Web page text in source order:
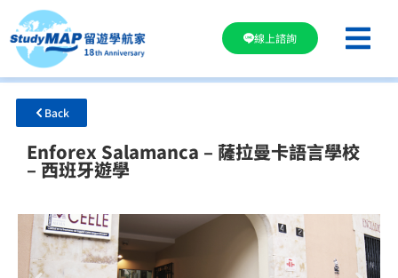
線上諮詢
Back
Enforex Salamanca – 薩拉曼卡語言學校
– 西班牙遊學